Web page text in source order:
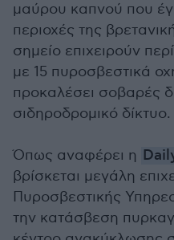
μαύρου καπνού που
περιοχές της
σημείο επιχειρούν
με 15 πυροσβεστικά
προκαλέσει σοβαρές
σιδηροδρομικό δίκτυο.
Όπως αναφέρει η
βρίσκεται μεγάλη
Πυροσβεστικής
την κατάσβεση